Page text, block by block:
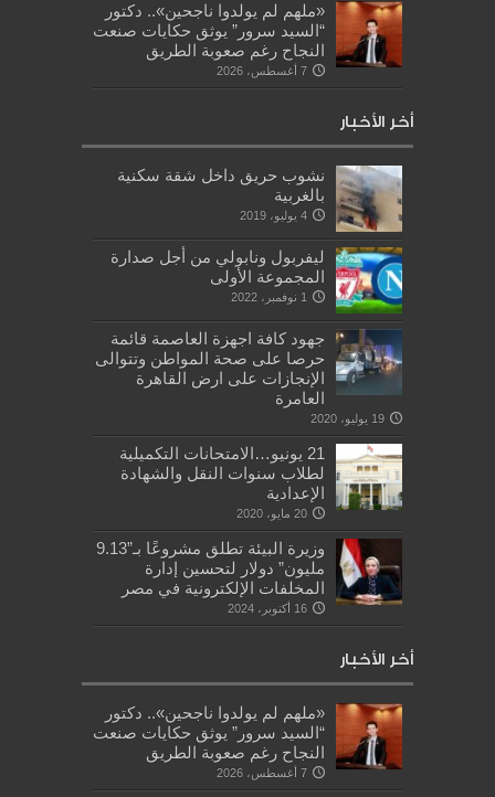
«ملهم لم يولدوا ناجحين».. دكتور
“السيد سرور” يوثق حكايات صنعت
النجاح رغم صعوبة الطريق
7 أغسطس، 2026
أخر الأخبار
نشوب حريق داخل شقة سكنية
بالغربية
4 يوليو، 2019
ليفربول ونابولي من أجل صدارة
المجموعة الأولى
1 نوفمبر، 2022
جهود كافة اجهزة العاصمة قائمة
حرصا على صحة المواطن وتتوالى
الإنجازات على ارض القاهرة
العامرة
19 يوليو، 2020
21 يونيو…الامتحانات التكميلية
لطلاب سنوات النقل والشهادة
الإعدادية
20 مايو، 2020
وزيرة البيئة تطلق مشروعًا بـ”9.13
مليون” دولار لتحسين إدارة
المخلفات الإلكترونية في مصر
16 أكتوبر، 2024
أخر الأخبار
«ملهم لم يولدوا ناجحين».. دكتور
“السيد سرور” يوثق حكايات صنعت
النجاح رغم صعوبة الطريق
7 أغسطس، 2026